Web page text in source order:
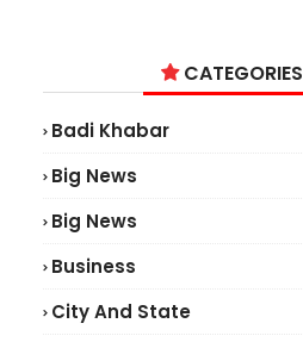
CATEGORIES
Badi Khabar
Big News
Big News
Business
City And State